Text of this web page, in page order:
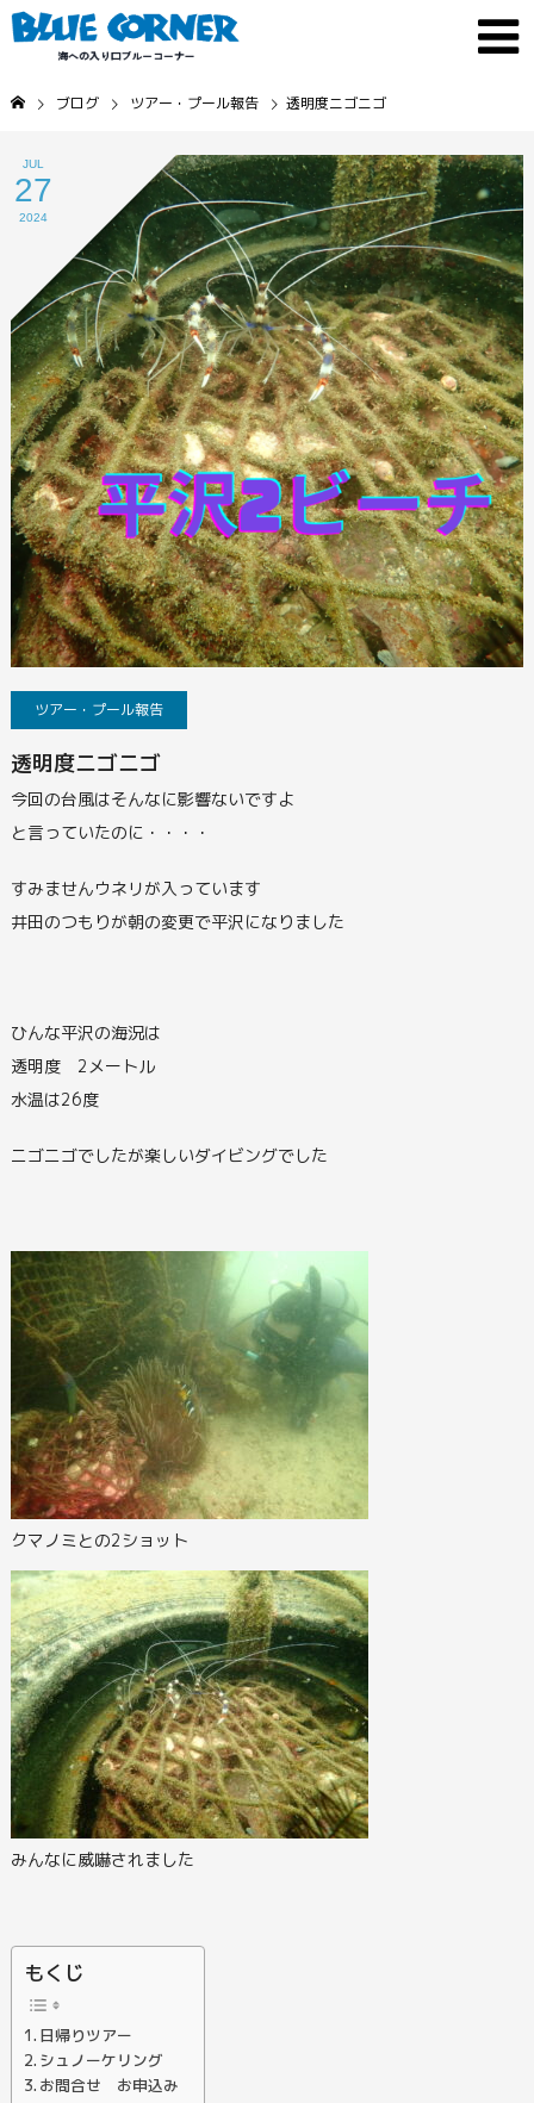
ブログ ツアー・プール報告 透明度ニゴニゴ
JUL
27
2024
ツアー・プール報告
透明度ニゴニゴ
今回の台風はそんなに影響ないですよ
と言っていたのに・・・・
すみませんウネリが入っています
井田のつもりが朝の変更で平沢になりました
ひんな平沢の海況は
透明度 2メートル
水温は26度
ニゴニゴでしたが楽しいダイビングでした
クマノミとの2ショット
みんなに威嚇されました
もくじ
日帰りツアー
シュノーケリング
お問合せ お申込み